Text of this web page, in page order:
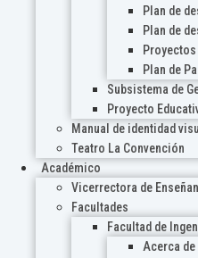
Plan de
Plan de
Plan de
Subsistema de
Proyecto
Manual de identidad
Teatro La Convención
Académico
Vicerrectora de
Facultades
Facultad de
Acerca de